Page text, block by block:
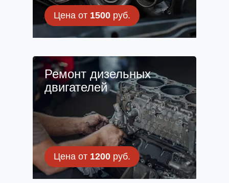
Цена от 1500руб.
Ремонт дизельных
двигателей
Цена от 1200руб.